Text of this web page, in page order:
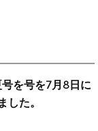
を号を7月8日に
した。